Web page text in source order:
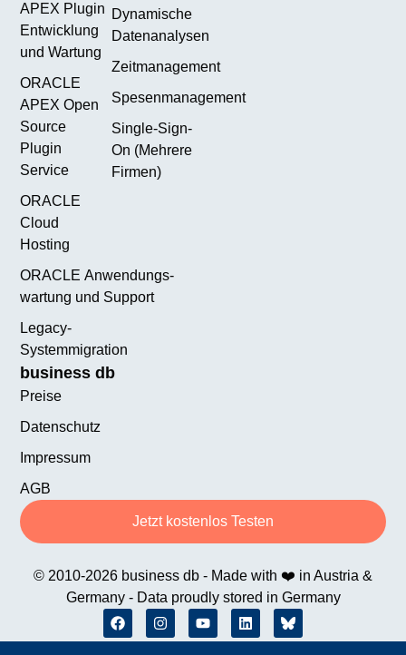
business db
Preise
Datenschutz
Impressum
AGB
Jetzt kostenlos Testen
APEX Plugin
Entwicklung
und Wartung
ORACLE
APEX Open
Source
Plugin
Service
ORACLE
Cloud
Hosting
ORACLE Anwendungs­
wartung und Support
Legacy-
Systemmigration
Dynamische
Datenanalysen
Zeitmanagement
Spesenmanagement
Single-Sign-
On (Mehrere
Firmen)
© 2010-2026 business db - Made with ❤️ in Austria &
Germany - Data proudly stored in Germany